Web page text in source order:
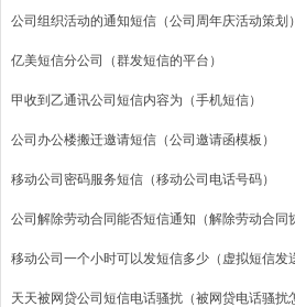
公司组织活动的通知短信（公司周年庆活动策划）
亿美短信分公司（群发短信的平台）
甲收到乙通讯公司短信内容为（手机短信）
公司办公楼搬迁邀请短信（公司邀请函模板）
移动公司密码服务短信（移动公司电话号码）
公司解除劳动合同能否短信通知（解除劳动合同
移动公司一个小时可以发短信多少（虚拟短信发
天天被网贷公司短信电话骚扰（被网贷电话骚扰